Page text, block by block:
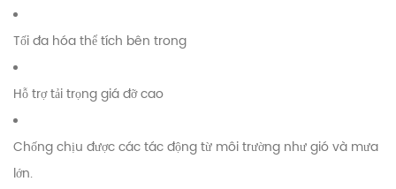
Tối đa hóa thể tích bên trong
Hỗ trợ tải trọng giá đỡ cao
Chống chịu được các tác động từ môi trường như gió và mưa
lớn.